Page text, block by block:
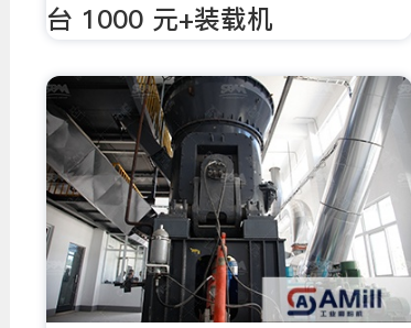
台 1000 元+装载机